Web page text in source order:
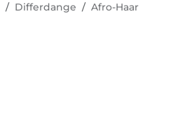
Differdange Afro-Haar